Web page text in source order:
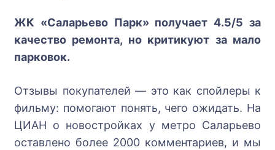
ЖК «Саларьево Парк» получает 4.5/5 за
качество ремонта, но критикуют за мало
парковок.
Отзывы покупателей — это как спойлеры к
фильму: помогают понять, чего ожидать. На
ЦИАН о новостройках у метро Саларьево
оставлено более 2000 комментариев, и мы